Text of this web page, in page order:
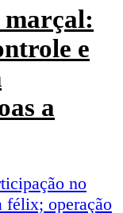
marçal:
e
a